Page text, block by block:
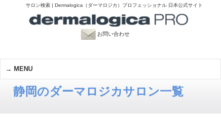
サロン検索 | Dermalogica（ダーマロジカ）プロフェッショナル 日本公式サイト
お問い合わせ
MENU
静岡のダーマロジカサロン一覧